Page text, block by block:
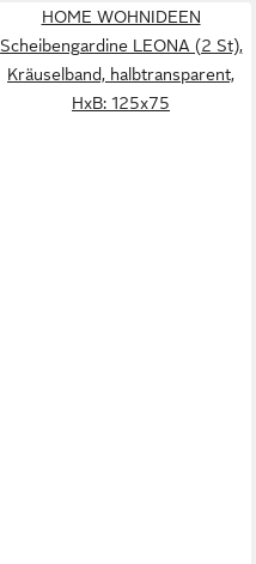
HOME WOHNIDEEN
Scheibengardine LEONA (2 St),
Kräuselband, halbtransparent,
HxB: 125x75